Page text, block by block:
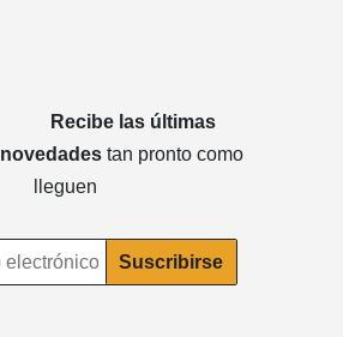
Recibe las últimas
novedades tan pronto como
lleguen